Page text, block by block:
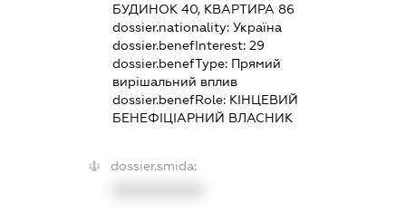
БУДИНОК 40, КВАРТИРА 86
dossier.nationality: Україна
dossier.benefInterest: 29
dossier.benefType: Прямий
вирішальний вплив
dossier.benefRole: КІНЦЕВИЙ
БЕНЕФІЦІАРНИЙ ВЛАСНИК
dossier.smida: